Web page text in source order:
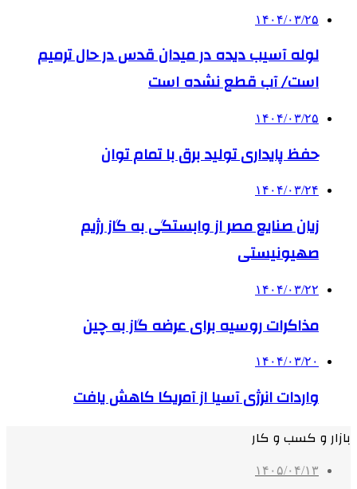
۱۴۰۴/۰۳/۲۵
لوله آسیب دیده در میدان قدس در حال ترمیم
است/ آب قطع نشده است
۱۴۰۴/۰۳/۲۵
حفظ پایداری تولید برق با تمام توان
۱۴۰۴/۰۳/۲۴
زیان صنایع مصر از وابستگی به گاز رژیم
صهیونیستی
۱۴۰۴/۰۳/۲۲
مذاکرات روسیه برای عرضه گاز به چین
۱۴۰۴/۰۳/۲۰
واردات انرژی آسیا از آمریکا کاهش یافت
بازار و کسب و کار
۱۴۰۵/۰۴/۱۳